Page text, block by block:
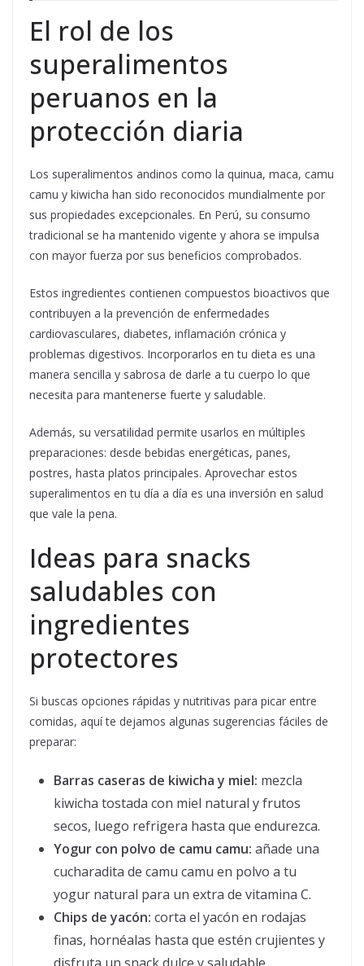
El rol de los
superalimentos
peruanos en la
protección diaria
Los superalimentos andinos como la quinua, maca, camu
camu y kiwicha han sido reconocidos mundialmente por
sus propiedades excepcionales. En Perú, su consumo
tradicional se ha mantenido vigente y ahora se impulsa
con mayor fuerza por sus beneficios comprobados.
Estos ingredientes contienen compuestos bioactivos que
contribuyen a la prevención de enfermedades
cardiovasculares, diabetes, inflamación crónica y
problemas digestivos. Incorporarlos en tu dieta es una
manera sencilla y sabrosa de darle a tu cuerpo lo que
necesita para mantenerse fuerte y saludable.
Además, su versatilidad permite usarlos en múltiples
preparaciones: desde bebidas energéticas, panes,
postres, hasta platos principales. Aprovechar estos
superalimentos en tu día a día es una inversión en salud
que vale la pena.
Ideas para snacks
saludables con
ingredientes
protectores
Si buscas opciones rápidas y nutritivas para picar entre
comidas, aquí te dejamos algunas sugerencias fáciles de
preparar:
Barras caseras de kiwicha y miel: mezcla
kiwicha tostada con miel natural y frutos
secos, luego refrigera hasta que endurezca.
Yogur con polvo de camu camu: añade una
cucharadita de camu camu en polvo a tu
yogur natural para un extra de vitamina C.
Chips de yacón: corta el yacón en rodajas
finas, hornéalas hasta que estén crujientes y